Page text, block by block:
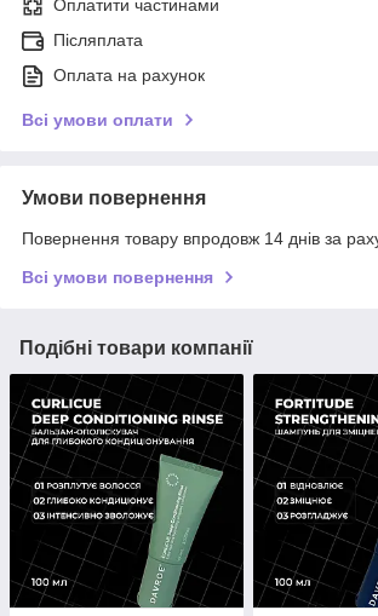
Оплатити частинами
Післяплата
Оплата на рахунок
Всі умови оплати
Умови повернення
Повернення товару впродовж 14 днів за
Всі умови повернення
Подібні товари компанії